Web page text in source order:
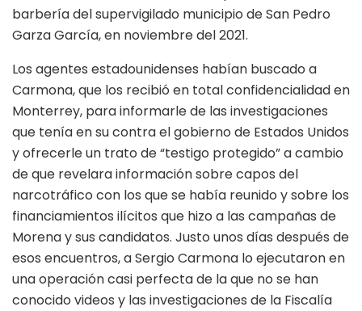
barbería del supervigilado municipio de San Pedro
Garza García, en noviembre del 2021.
Los agentes estadounidenses habían buscado a
Carmona, que los recibió en total confidencialidad en
Monterrey, para informarle de las investigaciones
que tenía en su contra el gobierno de Estados Unidos
y ofrecerle un trato de “testigo protegido” a cambio
de que revelara información sobre capos del
narcotráfico con los que se había reunido y sobre los
financiamientos ilícitos que hizo a las campañas de
Morena y sus candidatos. Justo unos días después de
esos encuentros, a Sergio Carmona lo ejecutaron en
una operación casi perfecta de la que no se han
conocido videos y las investigaciones de la Fiscalía